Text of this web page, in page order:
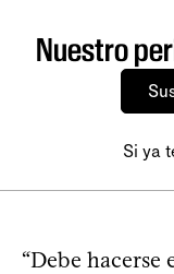
Nuestro
Si ya
“Debe